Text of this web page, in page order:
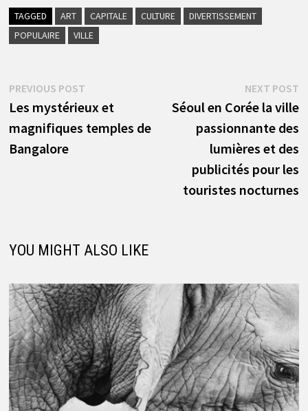
TAGGED ART CAPITALE CULTURE
DIVERTISSEMENT
POPULAIRE
VILLE
Navigation
de
l’article
PREVIOUS POSTPrevious
post:
Les mystérieux et
magnifiques temples de
Bangalore
NEXT POST
Séoul en Corée la ville
passionnante des
lumières et des
publicités pour les
touristes nocturnes
YOU MIGHT ALSO LIKE